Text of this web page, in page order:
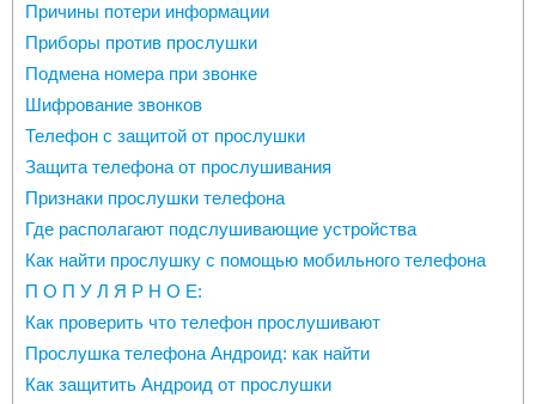
Причины потери информации
Приборы против прослушки
Подмена номера при звонке
Шифрование звонков
Телефон с защитой от прослушки
Защита телефона от прослушивания
Признаки прослушки телефона
Где располагают подслушивающие устройства
Как найти прослушку с помощью мобильного телефона
П О П У Л Я Р Н О Е:
Как проверить что телефон прослушивают
Прослушка телефона Андроид: как найти
Как защитить Андроид от прослушки